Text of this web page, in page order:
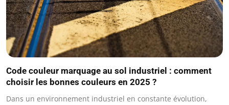
Code couleur marquage au sol industriel : comment
choisir les bonnes couleurs en 2025 ?
Dans un environnement industriel en constante évolution,